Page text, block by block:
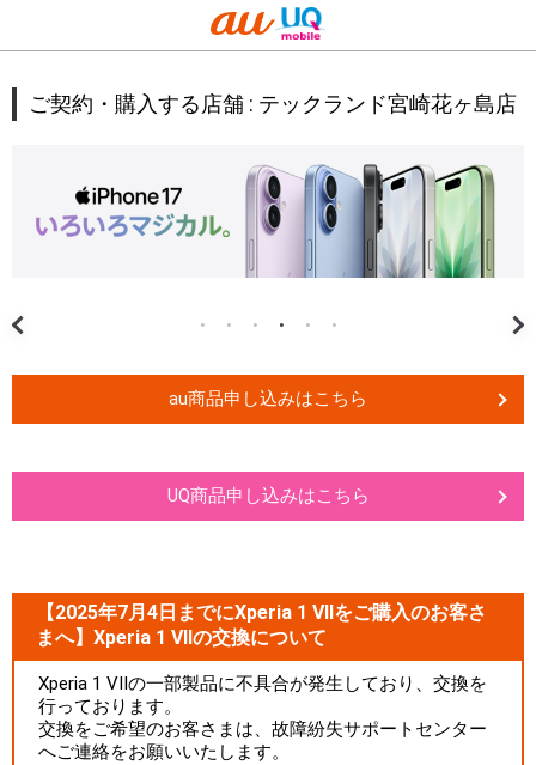
ご契約・購入する店舗 : テックランド宮崎花ヶ島店
au商品申し込みはこちら
UQ商品申し込みはこちら
【2025年7月4日までにXperia 1 VIIをご購入のお客さ
まへ】Xperia 1 VIIの交換について
Xperia 1 VIIの一部製品に不具合が発生しており、交換を
行っております。
交換をご希望のお客さまは、故障紛失サポートセンター
へご連絡をお願いいたします。